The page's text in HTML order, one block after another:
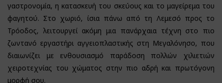
γαστρονομία, η κατασκευή του σκεύους και το μαγείρεμα του
φαγητού. Στο χωριό, ίσια πάνω από τη Λεμεσό προς το
Τρόοδος, λειτουργεί ακόμη μια πανάρχαια τέχνη στο πιο
ζωντανό εργαστήρι αγγειοπλαστικής στη Μεγαλόνησο, που
διαιωνίζει με ενθουσιασμό παράδοση πολλών χιλιετιών
χειροτεχνίας του χώματος στην πιο αδρή και πρωτόγονη
μορφή σου.